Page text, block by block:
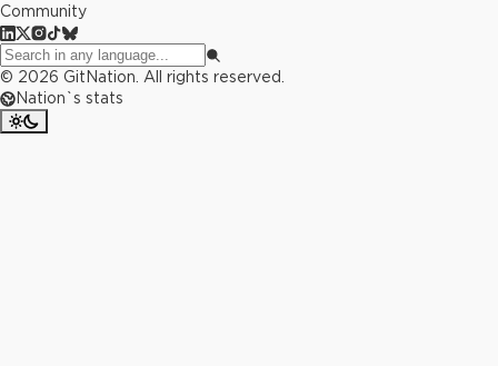
Community
© 2026 GitNation. All rights reserved.
Nation`s stats